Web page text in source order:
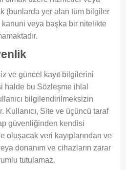
(bunlarda yer alan tüm bilgiler
kanuni veya başka bir nitelikte
ve güncel kayıt bilgilerini
halde bu Sözleşme ihlal
bilgilendirilmeksizin
Kullanıcı, Site ve üçüncü taraf
güvenliğinden kendisi
oluşacak veri kayıplarından ve
donanım ve cihazların zarar
tutulamaz.